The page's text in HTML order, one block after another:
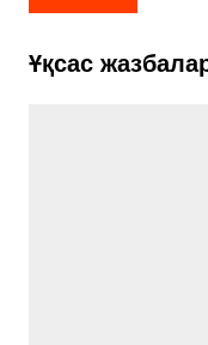
по
записям
Ұқсас